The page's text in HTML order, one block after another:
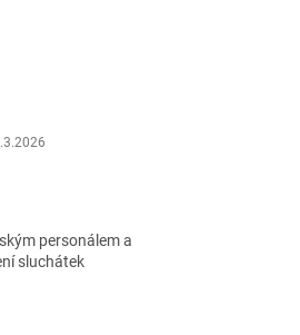
obchodu je 5 z 5 hvězdiček.
personálem a
sluchátek